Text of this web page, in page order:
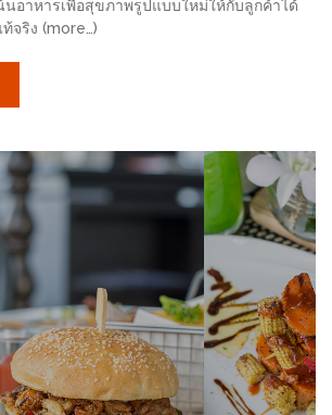
อาหารเพื่อสุขภาพรูปแบบใหม่ให้กับลูกค้าได้
จริง (more…)